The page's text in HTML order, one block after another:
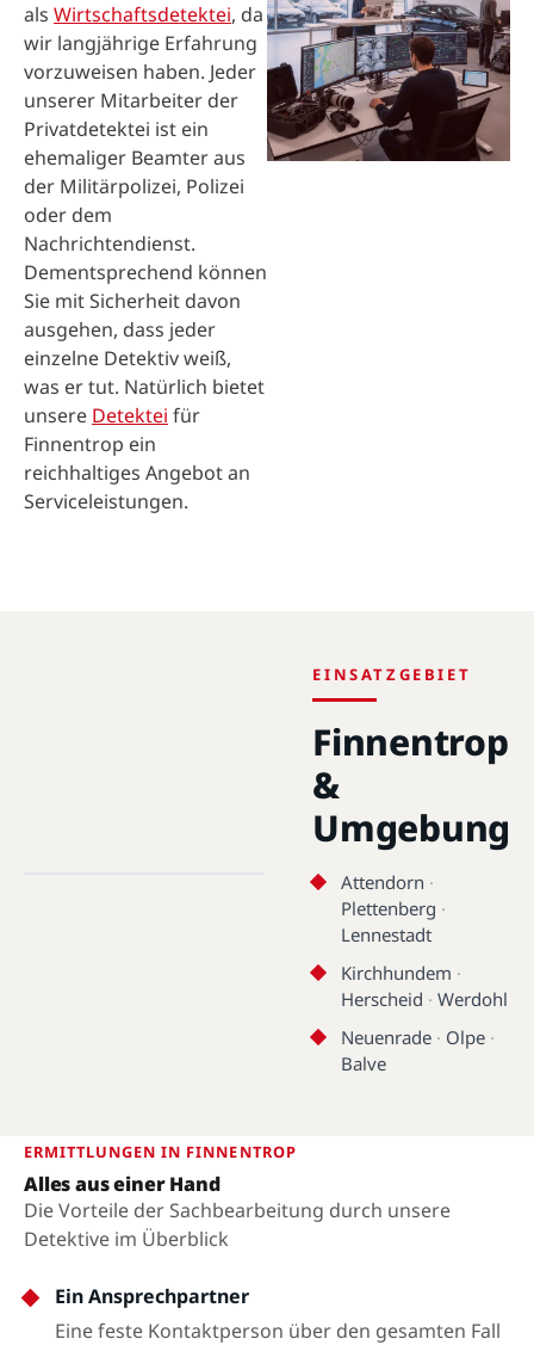
als Wirtschaftsdetektei, da
wir langjährige Erfahrung
vorzuweisen haben. Jeder
unserer Mitarbeiter der
Privatdetektei ist ein
ehemaliger Beamter aus
der Militärpolizei, Polizei
oder dem
Nachrichtendienst.
Dementsprechend können
Sie mit Sicherheit davon
ausgehen, dass jeder
einzelne Detektiv weiß,
was er tut. Natürlich bietet
unsere Detektei für
Finnentrop ein
reichhaltiges Angebot an
Serviceleistungen.
EINSATZGEBIET
Finnentrop
&
Umgebung
Attendorn ·
Plettenberg ·
Lennestadt
Kirchhundem ·
Herscheid ·Werdohl
Neuenrade · Olpe ·
Balve
ERMITTLUNGEN IN FINNENTROP
Alles aus einer Hand
Die Vorteile der Sachbearbeitung durch unsere
Detektive im Überblick
Ein Ansprechpartner
Eine feste Kontaktperson über den gesamten Fall